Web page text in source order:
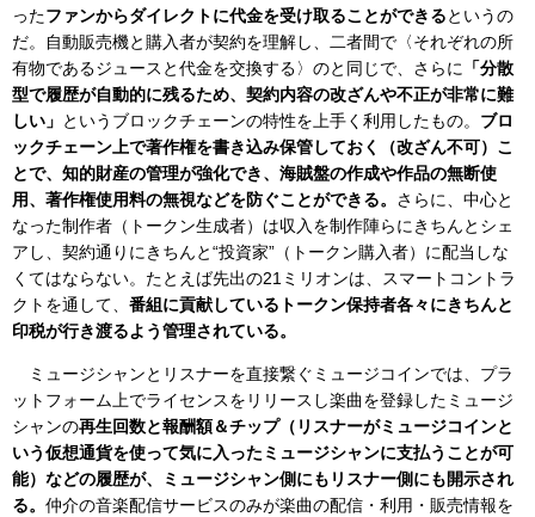
ったファンからダイレクトに代金を受け取ることができるというの
だ。自動販売機と購入者が契約を理解し、二者間で〈それぞれの所
有物であるジュースと代金を交換する〉のと同じで、さらに
「分散
型で履歴が自動的に残るため、契約内容の改ざんや不正が非常に難
しい」 というブロックチェーンの特性を上手く利用したもの。 ブロ
ックチェーン上で著作権を書き込み保管しておく（改ざん不可）こ
とで、知的財産の管理が強化でき、海賊盤の作成や作品の無断使
用、著作権使用料の無視などを防ぐことができる。 さらに、中心と
なった制作者（トークン生成者）は収入を制作陣らにきちんとシェ
アし、契約通りにきちんと“投資家”（トークン購入者）に配当しな
くてはならない。たとえば先出の21ミリオンは、スマートコントラ
クトを通して、 番組に貢献しているトークン保持者各々にきちんと
印税が行き渡るよう管理されている。
ミュージシャンとリスナーを直接繋ぐミュージコインでは、プラ
ットフォーム上でライセンスをリリースし楽曲を登録したミュージ
シャンの再生回数と報酬額＆チップ（リスナーがミュージコインと
いう仮想通貨を使って気に入ったミュージシャンに支払うことが可
能）などの履歴が、ミュージシャン側にもリスナー側にも開示され
る。 仲介の音楽配信サービスのみが楽曲の配信・利用・販売情報を